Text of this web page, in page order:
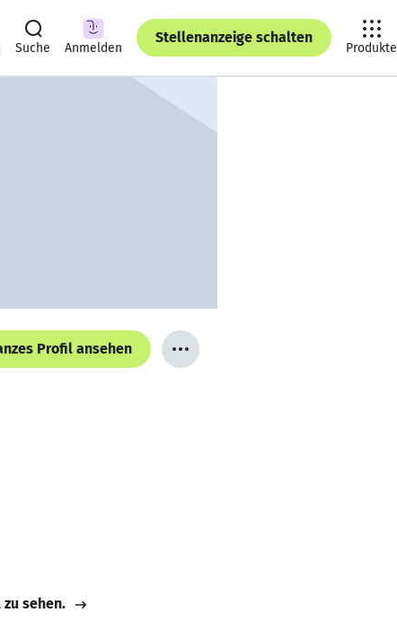
Suche Anmelden
Stellenanzeige schalten
Produkte
Profil ansehen
sehen.